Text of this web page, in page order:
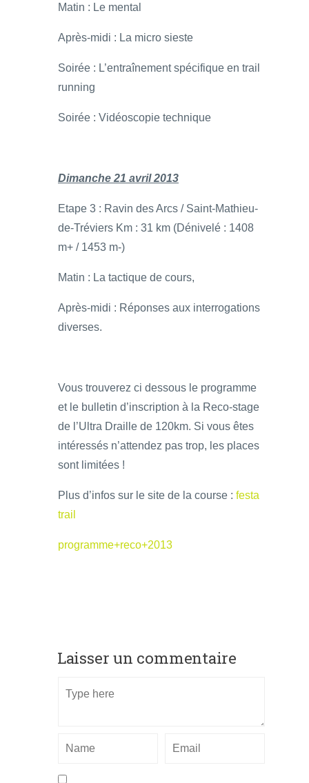
Matin : Le mental
Après-midi : La micro sieste
Soirée : L’entraînement spécifique en trail
running
Soirée : Vidéoscopie technique
Dimanche 21 avril 2013
Etape 3 : Ravin des Arcs / Saint-Mathieu-
de-Tréviers Km : 31 km (Dénivelé : 1408
m+ / 1453 m-)
Matin : La tactique de cours,
Après-midi : Réponses aux interrogations
diverses.
Vous trouverez ci dessous le programme
et le bulletin d’inscription à la Reco-stage
de l’Ultra Draille de 120km. Si vous êtes
intéressés n’attendez pas trop, les places
sont limitées !
Plus d’infos sur le site de la course : festa
trail
programme+reco+2013
Laisser un commentaire